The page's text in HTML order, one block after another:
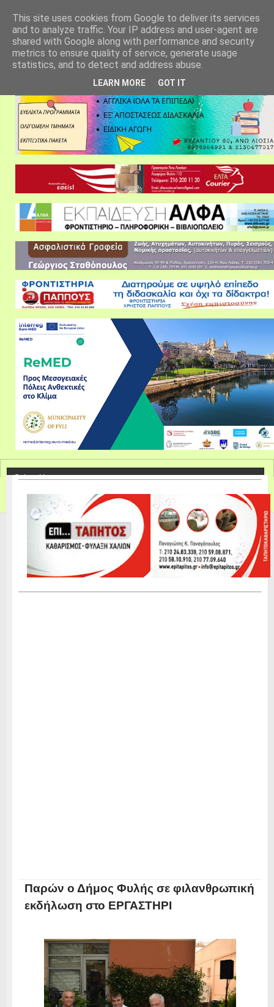
Παρών ο Δήμος Φυλής σε φιλανθρωπική
εκδήλωση στο ΕΡΓΑΣΤΗΡΙ
This site uses cookies from Google to deliver its services
and to analyze traffic. Your IP address and user-agent are
shared with Google along with performance and security
metrics to ensure quality of service, generate usage
statistics, and to detect and address abuse.
LEARN MORE GOT IT